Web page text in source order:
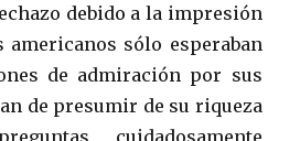
debido a la impresión
sólo esperaban
de admiración por sus
de presumir de su riqueza
cuidadosamente